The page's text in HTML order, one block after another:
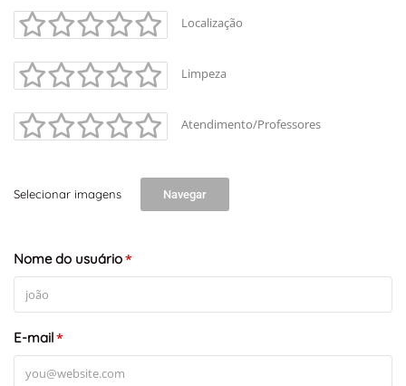
+-
Leaflet
Localização
Limpeza
Atendimento/Professores
Selecionar imagens Navegar
Nome do usuário*
E-mail*